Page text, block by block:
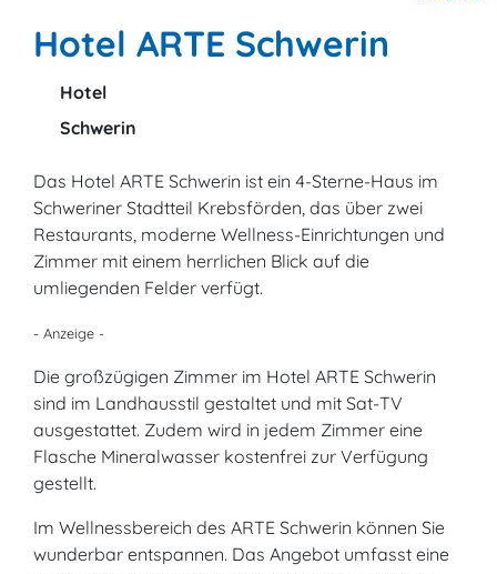
Hotel ARTE Schwerin
Hotel
Schwerin
Das Hotel ARTE Schwerin ist ein 4-Sterne-Haus im
Schweriner Stadtteil Krebsförden, das über zwei
Restaurants, moderne Wellness-Einrichtungen und
Zimmer mit einem herrlichen Blick auf die
umliegenden Felder verfügt.
- Anzeige -
Die großzügigen Zimmer im Hotel ARTE Schwerin
sind im Landhausstil gestaltet und mit Sat-TV
ausgestattet. Zudem wird in jedem Zimmer eine
Flasche Mineralwasser kostenfrei zur Verfügung
gestellt.
Im Wellnessbereich des ARTE Schwerin können Sie
wunderbar entspannen. Das Angebot umfasst eine